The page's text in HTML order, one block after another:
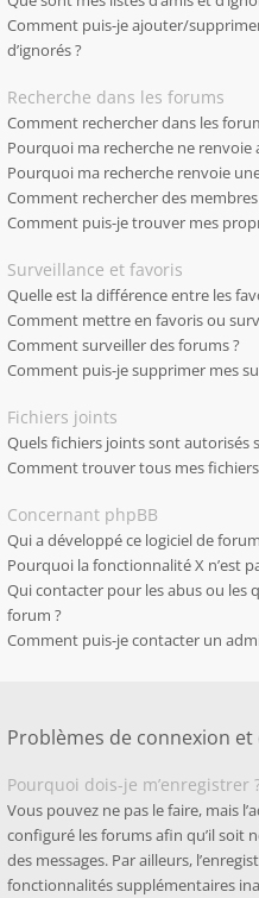
Comment puis-je ajouter/
d’ignorés ?
Recherche dans les forums
Comment rechercher dans les
Pourquoi ma recherche ne renvoie
Pourquoi ma recherche renvoie
Comment rechercher des membres
Comment puis-je trouver mes
Surveillance et favoris
Quelle est la différence entre les
Comment mettre en favoris ou
Comment surveiller des forums ?
Comment puis-je supprimer mes
Fichiers joints
Quels fichiers joints sont autorisés
Comment trouver tous mes
Concernant phpBB
Qui a développé ce logiciel de
Pourquoi la fonctionnalité X n’est
Qui contacter pour les abus ou les
forum ?
Comment puis-je contacter un
Problèmes de connexion
Pourquoi dois-je m’enregistrer
Vous pouvez ne pas le faire, mais
configuré les forums afin qu’il soit
des messages. Par ailleurs,
fonctionnalités supplémentaires